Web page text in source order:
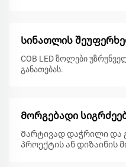
Სინათლის
COB LED ზოლები
განათებას.
Მორგებადი
Მარტივად დაჭრილი და
პროექტის ან დიზაინის